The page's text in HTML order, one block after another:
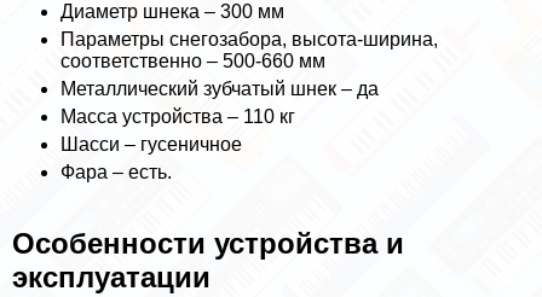
Диаметр шнека – 300 мм
Параметры снегозабора, высота-ширина,
соответственно – 500-660 мм
Металлический зубчатый шнек – да
Масса устройства – 110 кг
Шасси – гусеничное
Фара – есть.
Особенности устройства и
эксплуатации